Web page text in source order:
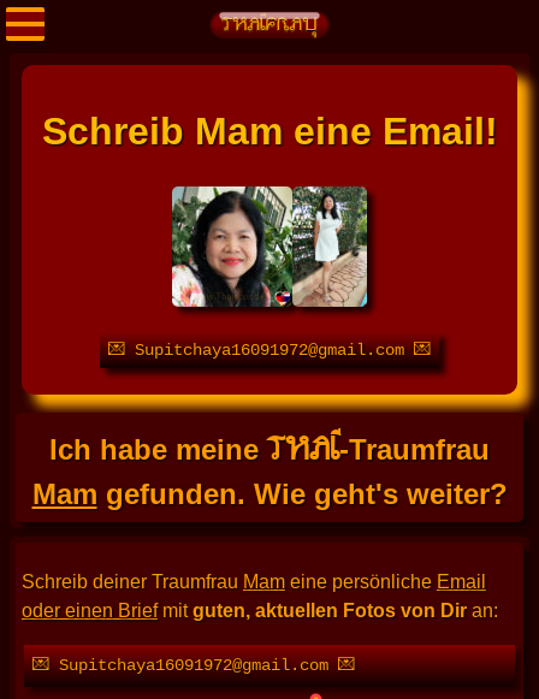
Schreib Mam eine Email!
💌 Supitchaya16091972@gmail.com 💌
Ich habe meineTHAI-Traumfrau
Mamgefunden. Wie geht's weiter?
Schreib deiner Traumfrau Mameine persönliche Email
oder einen Briefmitguten, aktuellen Fotos von Diran:
💌 Supitchaya16091972@gmail.com 💌